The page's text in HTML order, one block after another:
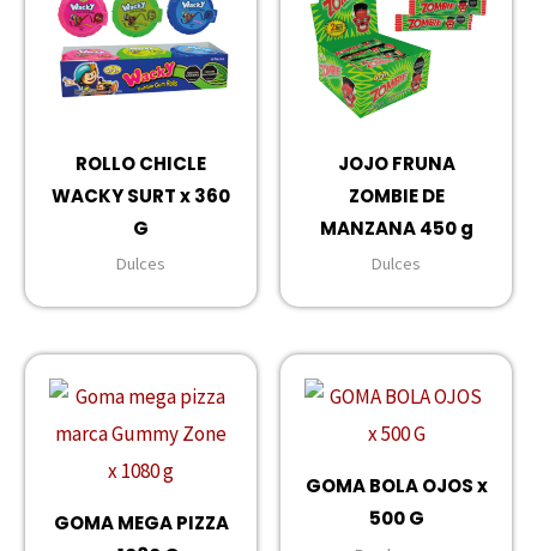
ROLLO CHICLE
WACKY SURT x 360
G
Dulces
JOJO FRUNA
ZOMBIE DE
MANZANA 450 g
Dulces
GOMA MEGA PIZZA
GOMA BOLA OJOS x
500 G